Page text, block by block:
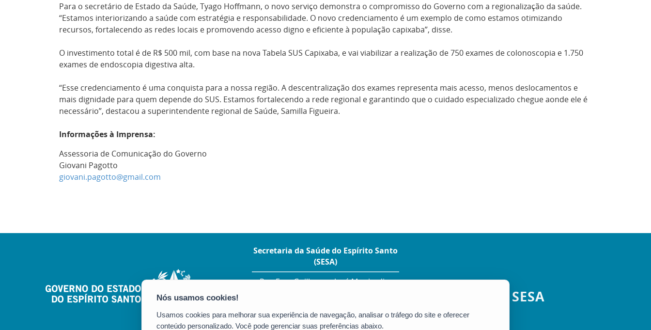
Para o secretário de Estado da Saúde, Tyago Hoffmann, o novo serviço demonstra o compromisso do Governo com a regionalização da saúde.
“Estamos interiorizando a saúde com estratégia e responsabilidade. O novo credenciamento é um exemplo de como estamos otimizando
recursos, fortalecendo as redes locais e promovendo acesso digno e eficiente à população capixaba”, disse.
O investimento total é de R$ 500 mil, com base na nova Tabela SUS Capixaba, e vai viabilizar a realização de 750 exames de colonoscopia e 1.750
exames de endoscopia digestiva alta.
“Esse credenciamento é uma conquista para a nossa região. A descentralização dos exames representa mais acesso, menos deslocamentos e
mais dignidade para quem depende do SUS. Estamos fortalecendo a rede regional e garantindo que o cuidado especializado chegue aonde ele é
necessário”, destacou a superintendente regional de Saúde, Samilla Figueira.
Informações à Imprensa:
Assessoria de Comunicação do Governo
Giovani Pagotto
giovani.pagotto@gmail.com
Secretaria da Saúde do Espírito Santo
(SESA)
Rua Eng. Guilherme José Monjardim
CEP: 29050-260 - Vitória / ES
Tel.: (27) 3347-5630
SESA
Usamos cookies para melhorar sua experiência de navegação, analisar o tráfego do site e oferecer
conteúdo personalizado. Você pode gerenciar suas preferências abaixo.